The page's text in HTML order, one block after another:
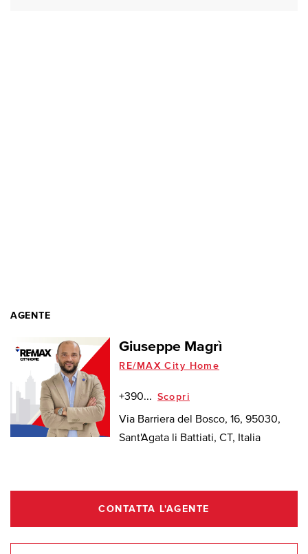
AGENTE
Giuseppe Magrì
RE/MAX City Home
+390... Scopri
Via Barriera del Bosco, 16, 95030,
Sant'Agata li Battiati, CT, Italia
CONTATTA L'AGENTE